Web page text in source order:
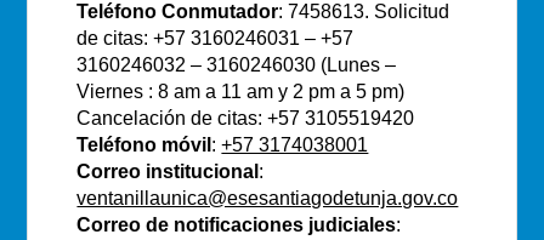
Teléfono Conmutador: 7458613. Solicitud
de citas: +57 3160246031 – +57
3160246032 – 3160246030 (Lunes –
Viernes : 8 am a 11 am y 2 pm a 5 pm)
Cancelación de citas: +57 3105519420
Teléfono móvil :+57 3174038001
Correo institucional :
ventanillaunica@esesantiagodetunja.gov.co
Correo de notificaciones judiciales: